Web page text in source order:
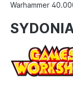
Warhammer